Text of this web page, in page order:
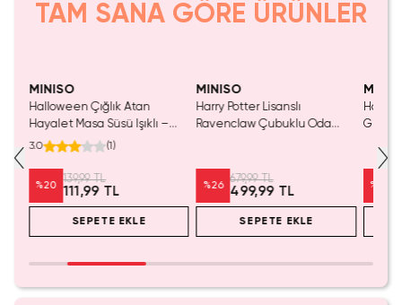
TAM SANA GÖRE ÜRÜNLER
MINISO
Halloween Çığlık Atan
Hayalet Masa Süsü Işıklı –
Cadılar Bayramı Temalı
3.0 (1)
%20
139,99 TL
111,99 TL
SEPETE EKLE
MINISO
Harry Potter Lisanslı
Ravenclaw Çubuklu Oda
%26
679,99 TL
499,99 TL
SEPETE EKLE
Harry
%